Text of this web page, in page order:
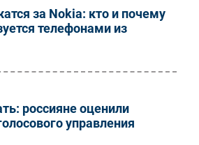
за Nokia: кто и почему
телефонами из
россияне оценили
управления